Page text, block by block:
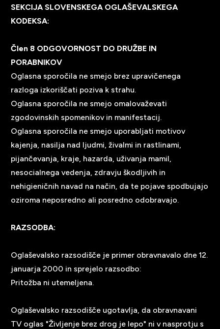
SEKCIJA SLOVENSKEGA OGLAŠEVALSKEGA
KODEKSA:
Člen 8 ODGOVORNOST DO DRUŽBE IN
PORABNIKOV
Oglasna sporočila ne smejo brez upravičenega
razloga izkoriščati poziva k strahu.
Oglasna sporočila ne smejo omalovaževati
zgodovinskih spomenikov in manifestacij.
Oglasna sporočila ne smejo uporabljati motivov
kajenja, nasilja nad ljudmi, živalmi in rastlinami,
pijančevanja, kraje, hazarda, uživanja mamil,
nesocialnega vedenja, zdravju škodljivih in
nehigieničnih navad na način, da te pojave spodbujajo
oziroma neposredno ali posredno odobravajo.
RAZSODBA:
Oglaševalsko razsodišče je primer obravnavalo dne 12.
januarja 2000 in sprejelo razsodbo:
Pritožba ni utemeljena.
Oglaševalsko razsodišče ugotavlja, da obravnavani
TV oglas "Življenje brez drog je lepo" ni v nasprotju s